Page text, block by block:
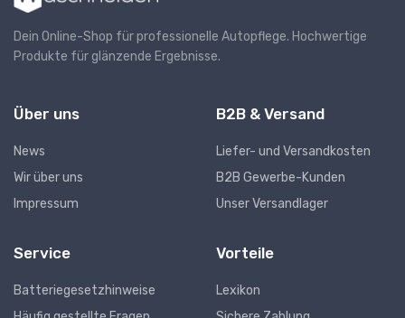
Dein Online-Shop für professionelle Autopflege. Hochwertige
Produkte für glänzende Ergebnisse.
Über uns
News
Wir über uns
Impressum
B2B & Versand
Liefer- und Versandkosten
B2B Gewerbe-Kunden
Unser Versandlager
Service
Batteriegesetzhinweise
Vorteile
Lexikon